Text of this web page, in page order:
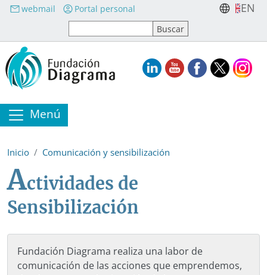
Pasar al contenido principal
webmail Portal personal EN
Menú
Inicio Comunicación y sensibilización
Actividades de
Sensibilización
Fundación Diagrama realiza una labor de
comunicación de las acciones que emprendemos,